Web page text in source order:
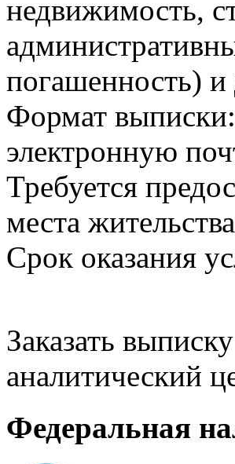
недвижимость,
погашенность) и
Формат
электронную
Требуется
места
Срок оказания
Заказать
аналитический
Федеральная